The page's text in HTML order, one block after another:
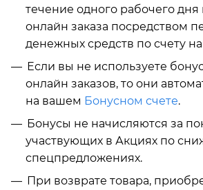
течение одного рабочего дня
онлайн заказа посредством
денежных средств по счету
Если вы не используете
онлайн заказов, то они
на вашем Бонусном счете.
Бонусы не начисляются за
участвующих в Акциях по
спецпредложениях.
При возврате товара,